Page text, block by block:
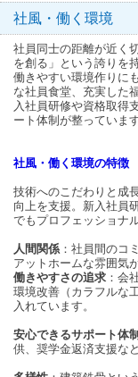
社風・働く環境
社員同士の距離が近く
を創る」という誇りを
働きやすい環境作りに
な社員食堂、充実した
入社員研修や資格取得
ート体制が整っています
社風・働く環境の特徴
技術へのこだわりと成
向上を支援。新入社員
でもプロフェッショナ
人間関係 ：社員間のコ
アットホームな雰囲気
働きやすさの追求 ：会
環境改善（カラフルな
入れています。
安心できるサポート体制
供、奨学金返済支援な